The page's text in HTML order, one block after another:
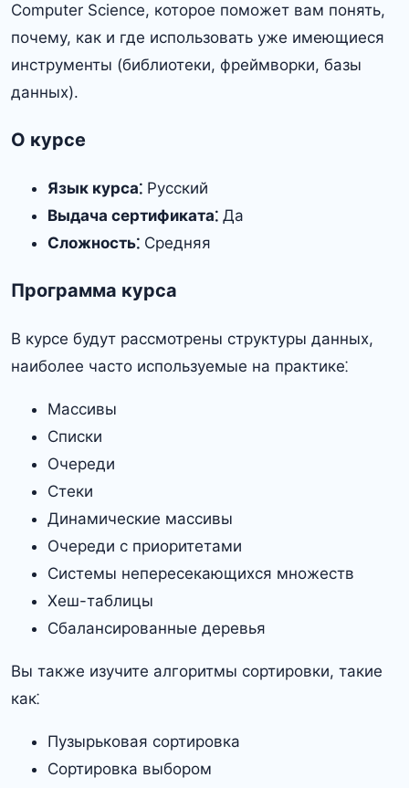
Computer Science, которое поможет вам понять,
почему, как и где использовать уже имеющиеся
инструменты (библиотеки, фреймворки, базы
данных).
О курсе
Язык курса⁚ Русский
Выдача сертификата⁚ Да
Сложность⁚ Средняя
Программа курса
В курсе будут рассмотрены структуры данных,
наиболее часто используемые на практике⁚
Массивы
Списки
Очереди
Стеки
Динамические массивы
Очереди с приоритетами
Системы непересекающихся множеств
Хеш-таблицы
Сбалансированные деревья
Вы также изучите алгоритмы сортировки, такие
как⁚
Пузырьковая сортировка
Сортировка выбором